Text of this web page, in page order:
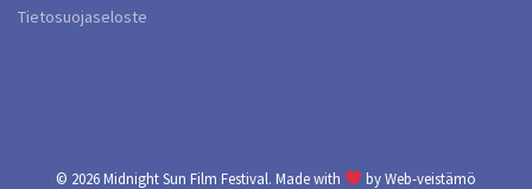
Tietosuojaseloste
© 2026Midnight Sun Film Festival. Made with byWeb-veistämö